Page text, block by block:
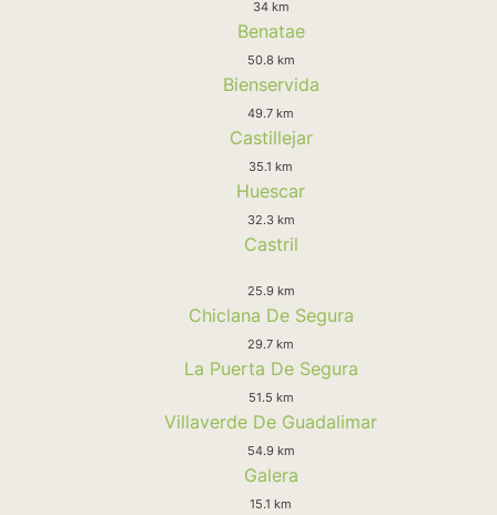
34 km
Benatae
50.8 km
Bienservida
49.7 km
Castillejar
35.1 km
Huescar
32.3 km
Castril
25.9 km
Chiclana De Segura
29.7 km
La Puerta De Segura
51.5 km
Villaverde De Guadalimar
54.9 km
Galera
15.1 km